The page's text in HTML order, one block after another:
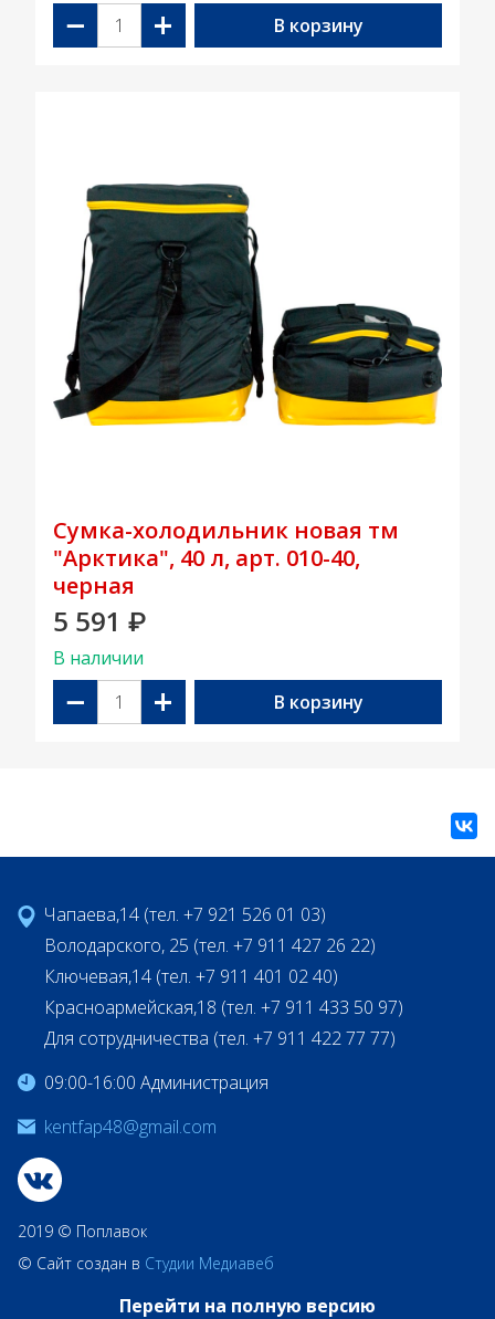
− + В корзину
Сумка-холодильник новая тм
"Арктика", 40 л, арт. 010-40,
черная
5 591 ₽
В наличии
− + В корзину
Чапаева,14 (тел. +7 921 526 01 03)
Володарского, 25 (тел. +7 911 427 26 22)
Ключевая,14 (тел. +7 911 401 02 40)
Красноармейская,18 (тел. +7 911 433 50 97)
Для сотрудничества (тел. +7 911 422 77 77)
09:00-16:00 Администрация
kentfap48@gmail.com
2019 © Поплавок
© Сайт создан в Студии Медиавеб
Перейти на полную версию